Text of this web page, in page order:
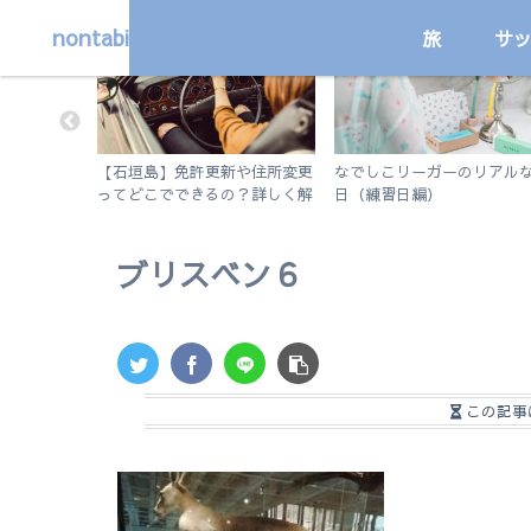
nontabi 旅 サ
国内
【石垣島】免許更新や住所変更
ってどこでできるの？詳しく解
なでしこリーガーのリアル
日（練習日編）
ブリスベン６
この記事